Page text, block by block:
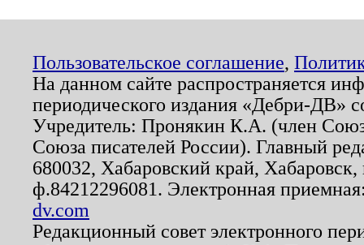
Пользовательское соглашение,
На данном сайте распространяется
периодического издания «Дебри-ДВ»
Учредитель: Пронякин К.А. (член
Союза писателей России). Главный
680032, Хабаровский край,
ф.84212296081. Электронная
dv.com
Редакционный совет электронного